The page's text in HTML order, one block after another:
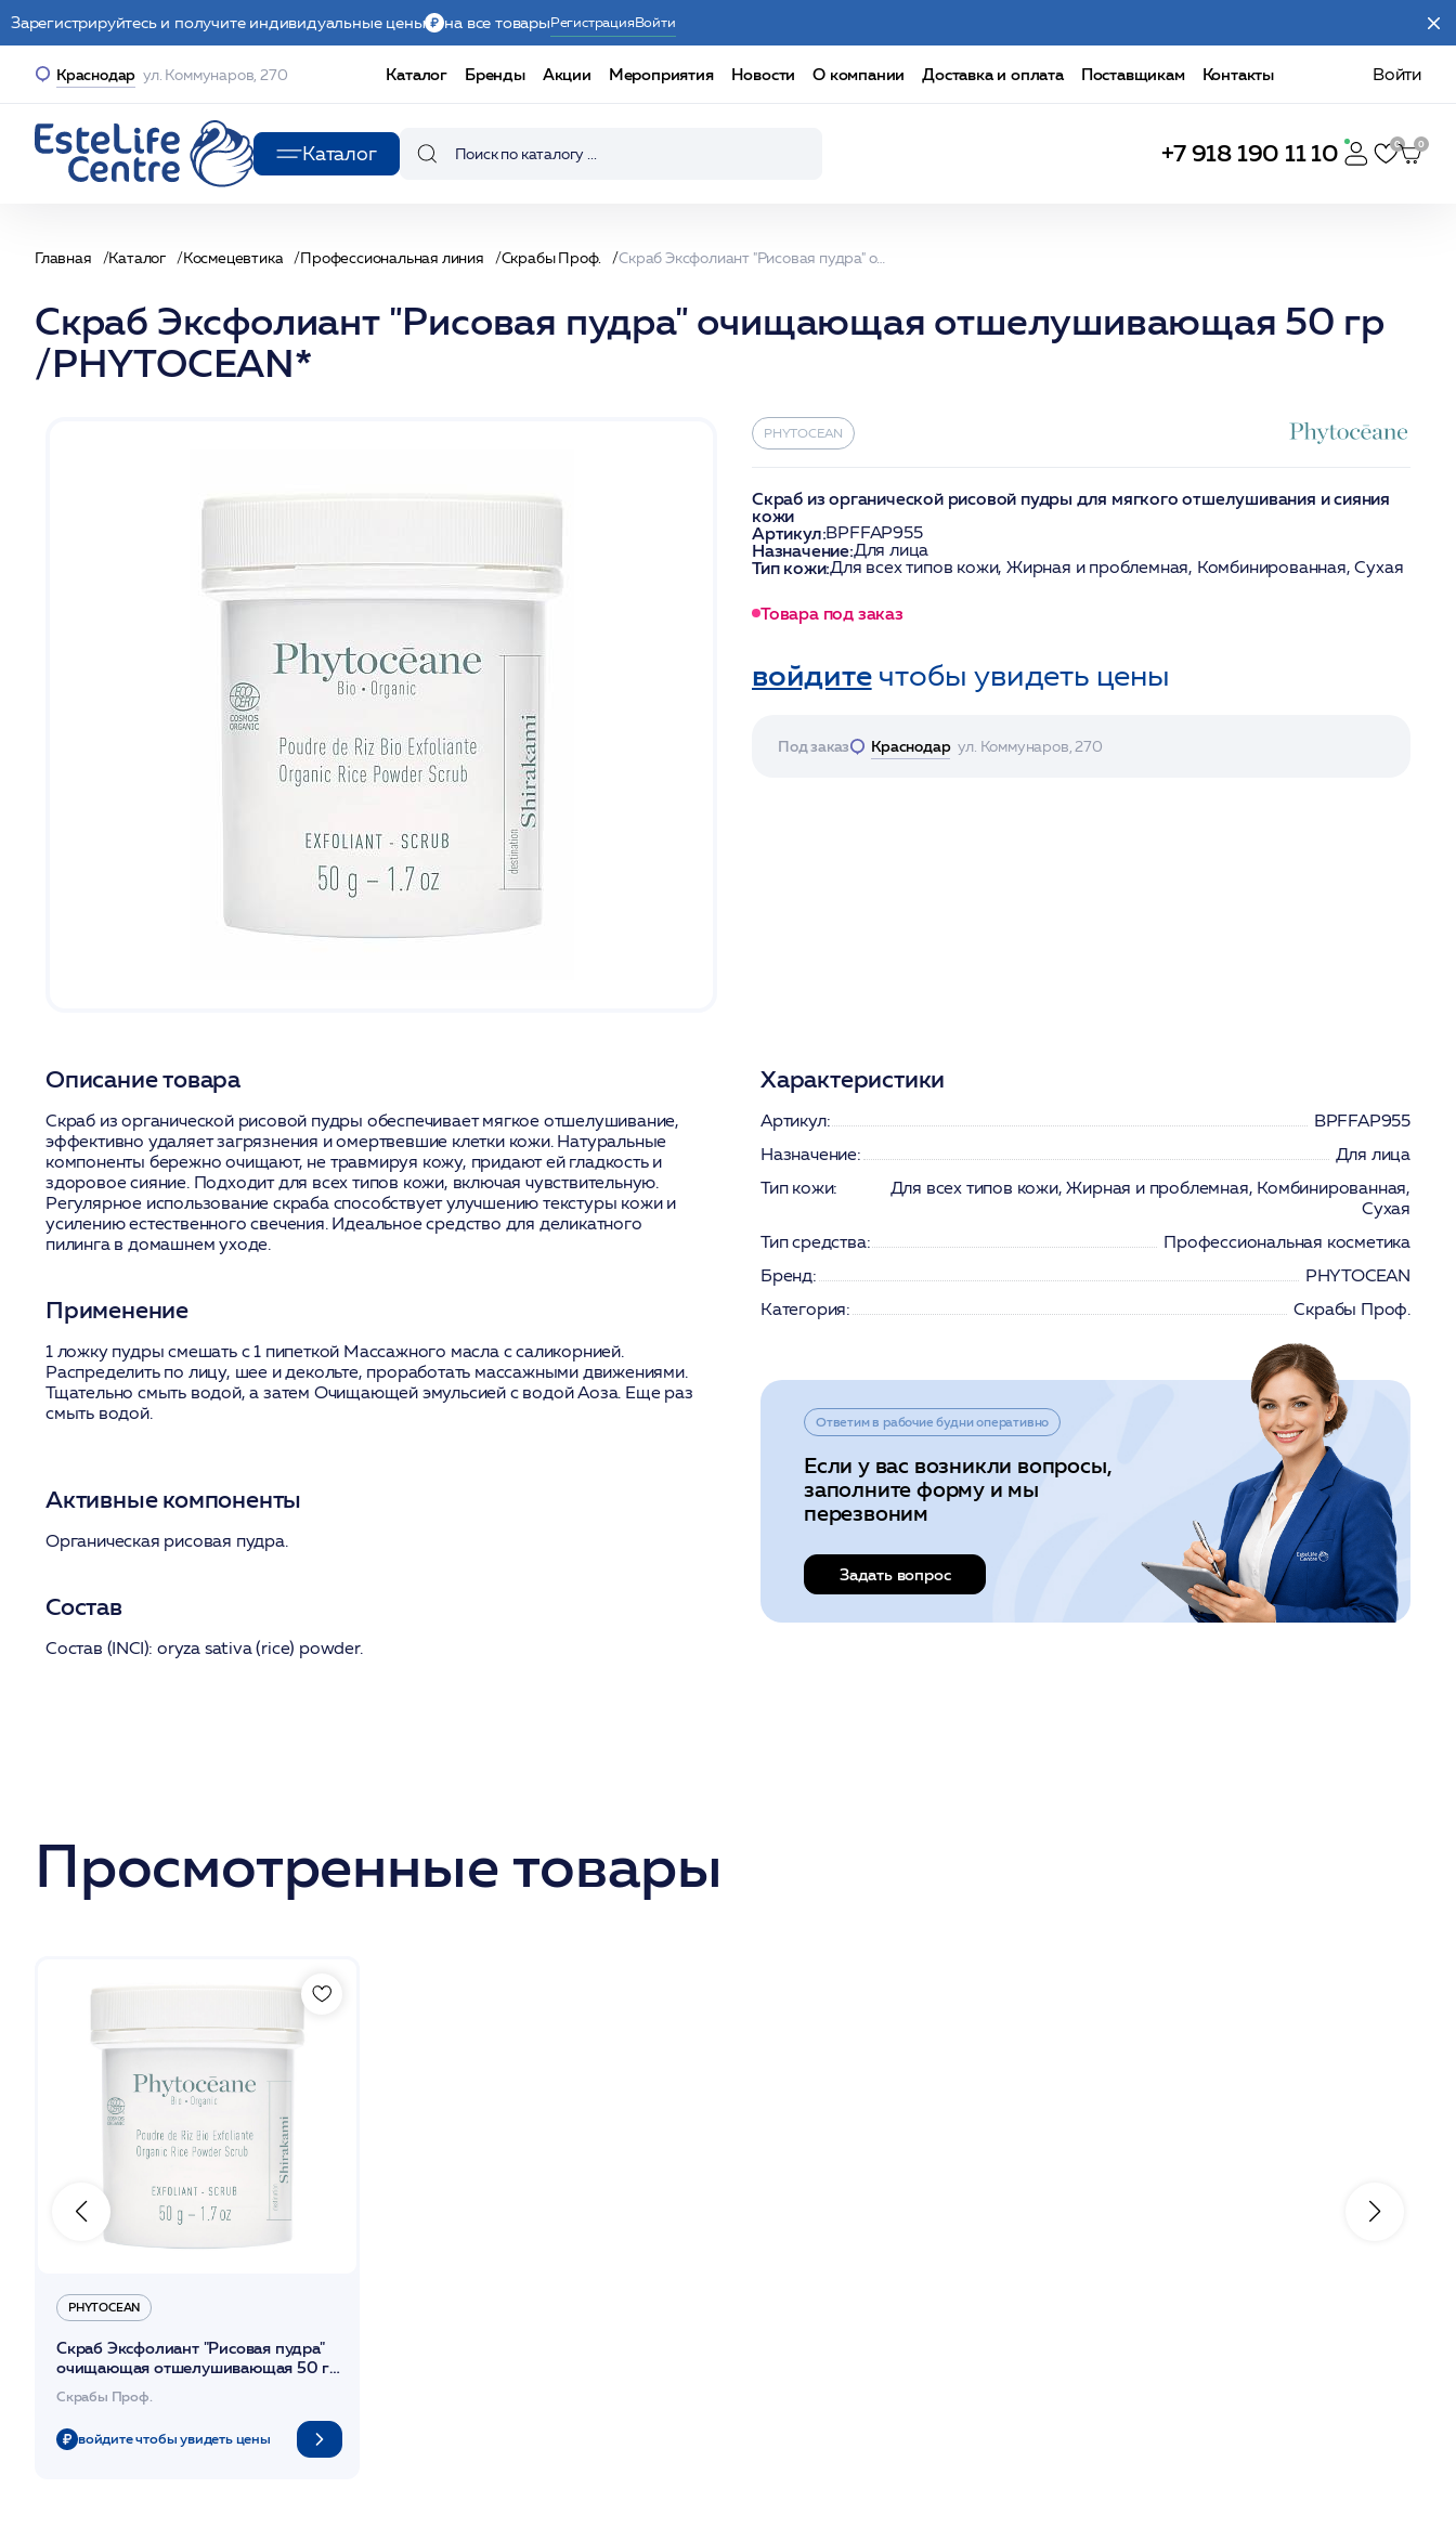
Зарегистрируйтесь и получите индивидуальные цены на все товарыРегистрацияВойти
Краснодар ул. Коммунаров, 270 Каталог Бренды Акции Мероприятия Новости О компании Доставка и оплата Поставщикам Контакты Войти
Каталог +7 918 190 11 10
Главная Каталог Космецевтика Профессиональная линия Скрабы Проф. Скраб Экcфолиант "Рисовая пудра" очищающая отшелушивающая 50 гр /PHYTOCEAN*
Скраб Экcфолиант "Рисовая пудра" очищающая отшелушивающая 50 гр
/PHYTOCEAN*
PHYTOCEAN
Скраб из органической рисовой пудры для мягкого отшелушивания и сияния
кожи
Артикул:BPFFAP955
Назначение:Для лица
Тип кожи:Для всех типов кожи, Жирная и проблемная, Комбинированная, Сухая
Товара под заказ
войдитечтобы увидеть цены
Под заказ Краснодар ул. Коммунаров, 270
Описание товара
Скраб из органической рисовой пудры обеспечивает мягкое отшелушивание,
эффективно удаляет загрязнения и омертвевшие клетки кожи. Натуральные
компоненты бережно очищают, не травмируя кожу, придают ей гладкость и
здоровое сияние. Подходит для всех типов кожи, включая чувствительную.
Регулярное использование скраба способствует улучшению текстуры кожи и
усилению естественного свечения. Идеальное средство для деликатного
пилинга в домашнем уходе.
Применение
1 ложку пудры смешать с 1 пипеткой Массажного масла с саликорнией.
Распределить по лицу, шее и декольте, проработать массажными движениями.
Тщательно смыть водой, а затем Очищающей эмульсией с водой Аоза. Еще раз
смыть водой.
Активные компоненты
Органическая рисовая пудра.
Состав
Состав (INCI): oryza sativa (rice) powder.
Характеристики
Артикул:
BPFFAP955
Назначение:
Для лица
Тип кожи:
Для всех типов кожи, Жирная и проблемная, Комбинированная,
Сухая
Тип средства:
Профессиональная косметика
Бренд:
PHYTOCEAN
Категория:
Скрабы Проф.
Ответим в рабочие будни оперативно
Если у вас возникли вопросы,
заполните форму и мы
перезвоним
Задать вопрос
Просмотренные товары
PHYTOCEAN
Скраб Экcфолиант "Рисовая пудра"
очищающая отшелушивающая 50 гр
Скрабы Проф.
войдите чтобы увидеть цены